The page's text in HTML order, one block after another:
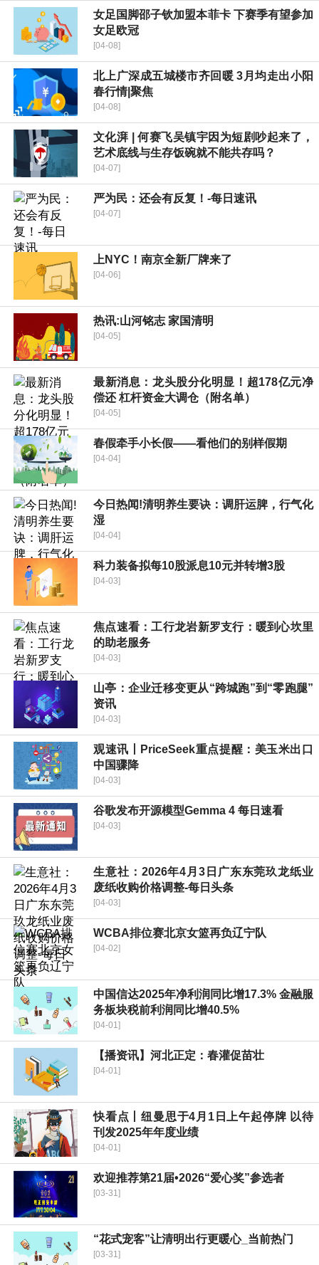
女足国脚邵子钦加盟本菲卡 下赛季有望参加
女足欧冠
[04-08]
北上广深成五城楼市齐回暖 3月均走出小阳
春行情|聚焦
[04-08]
文化湃 | 何赛飞吴镇宇因为短剧吵起来了，
艺术底线与生存饭碗就不能共存吗？
[04-07]
严为民：还会有反复！-每日速讯
[04-07]
上NYC！南京全新厂牌来了
[04-06]
热讯:山河铭志 家国清明
[04-05]
最新消息：龙头股分化明显！超178亿元净
偿还 杠杆资金大调仓（附名单）
[04-05]
春假牵手小长假——看他们的别样假期
[04-04]
今日热闻!清明养生要诀：调肝运脾，行气化
湿
[04-04]
科力装备拟每10股派息10元并转增3股
[04-03]
焦点速看：工行龙岩新罗支行：暖到心坎里
的助老服务
[04-03]
山亭：企业迁移变更从“跨城跑”到“零跑腿”
资讯
[04-03]
观速讯丨PriceSeek重点提醒：美玉米出口
中国骤降
[04-03]
谷歌发布开源模型Gemma 4 每日速看
[04-03]
生意社：2026年4月3日广东东莞玖龙纸业
废纸收购价格调整-每日头条
[04-03]
WCBA排位赛北京女篮再负辽宁队
[04-02]
中国信达2025年净利润同比增17.3% 金融服
务板块税前利润同比增40.5%
[04-01]
【播资讯】河北正定：春灌促苗壮
[04-01]
快看点丨纽曼思于4月1日上午起停牌 以待
刊发2025年年度业绩
[04-01]
欢迎推荐第21届•2026“爱心奖”参选者
[03-31]
“花式宠客”让清明出行更暖心_当前热门
[03-31]